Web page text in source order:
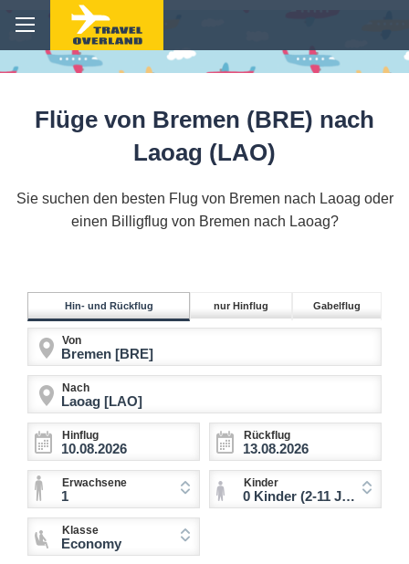
Flüge von Bremen (BRE) nach
Laoag (LAO)
Sie suchen den besten Flug von Bremen nach Laoag oder
einen Billigflug von Bremen nach Laoag?
Hin- und Rückflug nur Hinflug Gabelflug
Von
Nach
Hinflug Rückflug
Erwachsene
1
Kinder
0 Kinder (2-11 Jahre)
Klasse
Economy